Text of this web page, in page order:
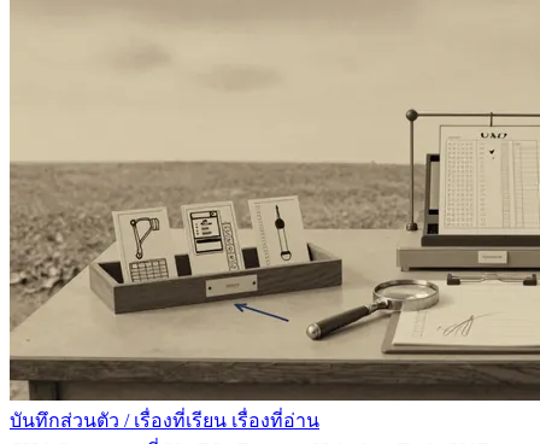
บันทึกส่วนตัว / เรื่องที่เรียน เรื่องที่อ่าน